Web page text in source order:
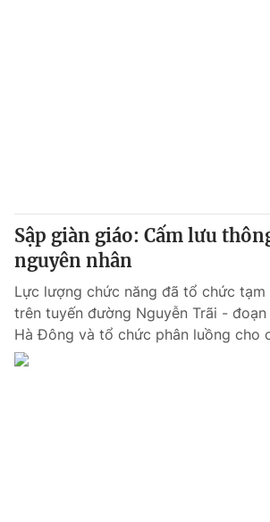
Sập giàn giáo: Cấm lưu
nguyên nhân
Lực lượng chức năng đã tổ chức
trên tuyến đường Nguyễn Trãi -
Hà Đông và tổ chức phân luồng cho